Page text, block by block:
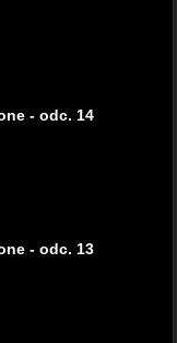
- odc. 14
- odc. 13